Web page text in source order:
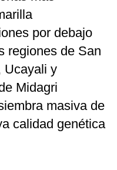
por debajo
regiones de San
Ucayali y
Midagri
masiva de
calidad genética